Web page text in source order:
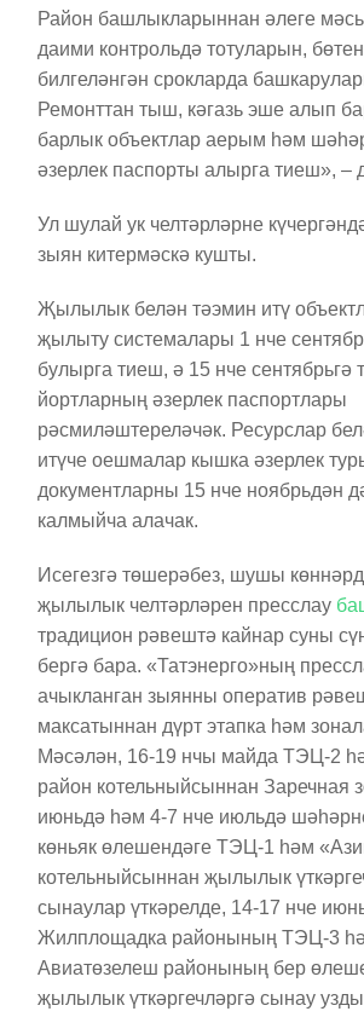
Район башлыкларыннан әлеге
даими контрольдә тотуларын,
билгеләнгән срокларда
Ремонттан тыш, кәгазь эше алып
барлык объектлар аерым һәм
әзерлек паспорты алырга тиеш», –
Ул шулай ук челтәрләрне
зыян китермәскә кушты.
Җылылык белән тәэмин итү
җылыту системалары 1 нче
булырга тиеш, ә 15 нче сентябрьгә
йортларның әзерлек паспортлары
рәсмиләштереләчәк. Ресурслар
итүче оешмалар кышка әзерлек
документларны 15 нче ноябрьдән
калмыйча алачак.
Исегезгә төшерәбез, шушы
җылылык челтәрләрен пресслау
традицион рәвештә кайнар суны
бергә бара. «Татэнерго»ның
ачыкланган зыянны оператив
максатыннан дүрт этапка һәм
Мәсәлән, 16-19 нчы майда ТЭЦ-2
район котельныйсыннан Заречная
июньдә һәм 4-7 нче июльдә
көньяк өлешендәге ТЭЦ-1 һәм
котельныйсыннан җылылык
сынаулар үткәрелде, 14-17 нче
Жилплощадка районының ТЭЦ-3
Авиатөзелеш районының бер
җылылык үткәргечләргә сынау